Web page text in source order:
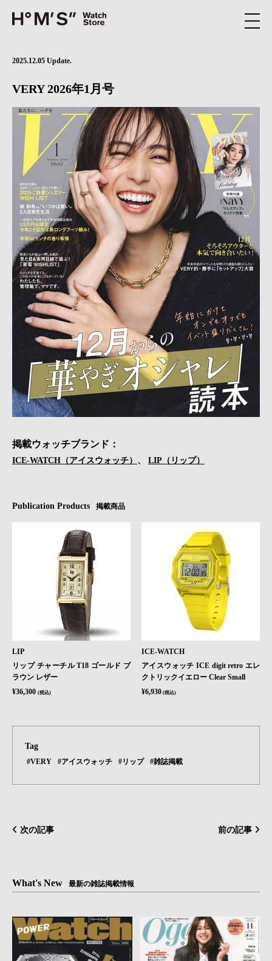
2025.12.05 Update.
VERY 2026年1月号
掲載ウォッチブランド：
ICE-WATCH（アイスウォッチ） 、 LIP（リップ）
Publication Products 掲載商品
LIP
リップ チャーチル T18 ゴールド ブ
ラウン レザー
¥36,300 (税込)
ICE-WATCH
アイスウォッチ ICE digit retro エレ
クトリックイエロー Clear Small
¥6,930 (税込)
Tag
#VERY #アイスウォッチ #リップ #雑誌掲載
次の記事 前の記事
What's New 最新の雑誌掲載情報